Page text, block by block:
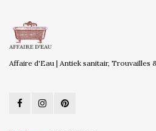
Affaire d'Eau | Antiek sanitair, Trouvailles